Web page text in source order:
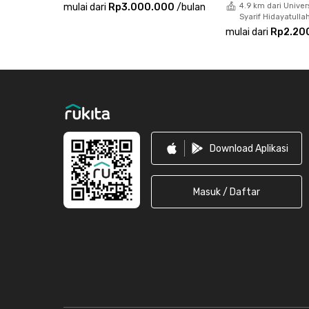
Tunggu apa lagi? Yuk, sewa unitnya sekarang
mulai dari Rp3.000.000 /bulan
4.9 km dari
Syarif
mulai dari
Download Aplikasi
Masuk / Daftar